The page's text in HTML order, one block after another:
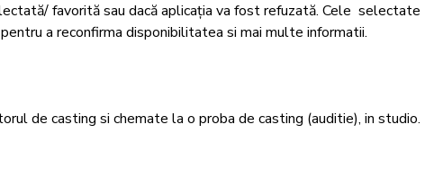
favorită sau dacă aplicația va fost refuzată. Cele  selectate
a reconfirma disponibilitatea si mai multe informatii.
de casting si chemate la o proba de casting (auditie), in studio.